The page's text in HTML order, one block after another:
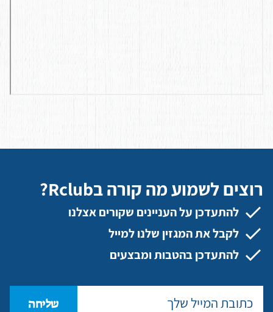
רוצים לשמוע מה קורה בRclub?
להתעדכן על העניינים שקורים אצלנו
לקבל את המגזין שלנו למייל
להתעדכן בהטבות ומבצעים
שליחה